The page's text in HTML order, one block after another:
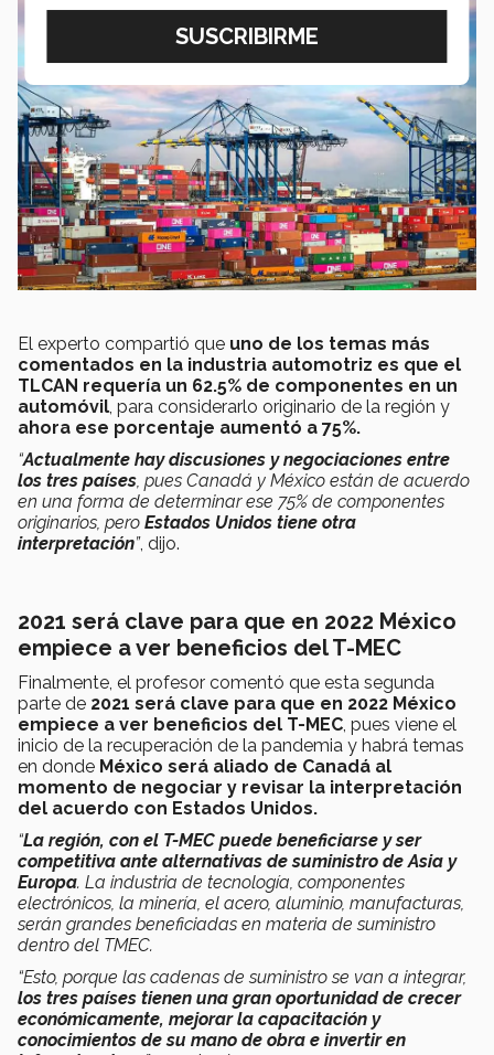
El experto compartió que uno de los temas más
comentados en la industria automotriz es que el
TLCAN requería un 62.5% de componentes en un
automóvil, para considerarlo originario de la región y
ahora ese porcentaje aumentó a 75%.
“Actualmente hay discusiones y negociaciones entre
los tres países, pues Canadá y México están de acuerdo
en una forma de determinar ese 75% de componentes
originarios, pero Estados Unidos tiene otra
interpretación”, dijo.
2021 será clave para que en 2022 México
empiece a ver beneficios del T-MEC
Finalmente, el profesor comentó que esta segunda
parte de 2021 será clave para que en 2022 México
empiece a ver beneficios del T-MEC, pues viene el
inicio de la recuperación de la pandemia y habrá temas
en donde México será aliado de Canadá al
momento de negociar y revisar la interpretación
del acuerdo con Estados Unidos.
“La región, con el T-MEC puede beneficiarse y ser
competitiva ante alternativas de suministro de Asia y
Europa. La industria de tecnología, componentes
electrónicos, la minería, el acero, aluminio, manufacturas,
serán grandes beneficiadas en materia de suministro
dentro del TMEC.
“Esto, porque las cadenas de suministro se van a integrar,
los tres países tienen una gran oportunidad de crecer
económicamente, mejorar la capacitación y
conocimientos de su mano de obra e invertir en